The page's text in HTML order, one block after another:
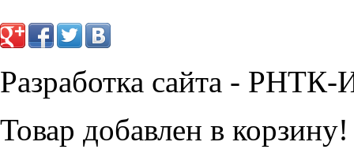
Разработка сайта - РНТК-
Товар добавлен в корзину!